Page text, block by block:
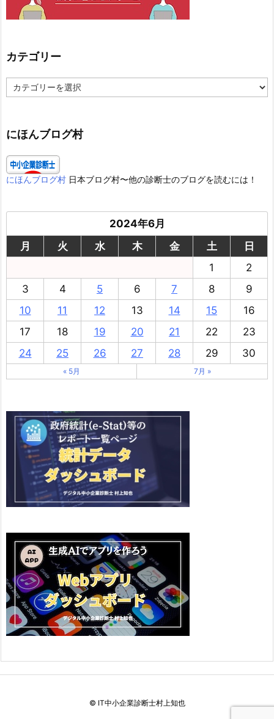
カテゴリー
テ
ー
にほんブログ村
にほんブログ村 日本ブログ村〜他の診断士のブログを読むには！
2024年6月
月
火 水 木 金 土
日
1
2
3
4 5 6 7 8
9
10
11 12 13 14 15
16
17
18 19 20 21 22
23
24
25 26 27 28 29 30
« 5月 7月 »
© IT中小企業診断士村上知也